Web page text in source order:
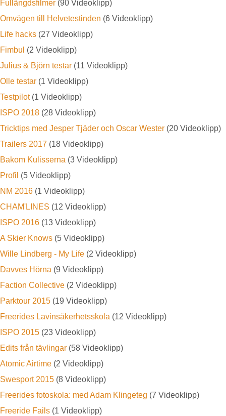
Fullängdsfilmer (90 Videoklipp)
Omvägen till Helvetestinden (6 Videoklipp)
Life hacks (27 Videoklipp)
Fimbul (2 Videoklipp)
Julius & Björn testar (11 Videoklipp)
Olle testar (1 Videoklipp)
Testpilot(1 Videoklipp)
ISPO 2018 (28 Videoklipp)
Tricktips med Jesper Tjäder och Oscar Wester (20 Videoklipp)
Trailers 2017 (18 Videoklipp)
Bakom Kulisserna (3 Videoklipp)
Profil (5 Videoklipp)
NM 2016 (1 Videoklipp)
CHAM'LINES (12 Videoklipp)
ISPO 2016 (13 Videoklipp)
A Skier Knows (5 Videoklipp)
Wille Lindberg - My Life (2 Videoklipp)
Davves Hörna (9 Videoklipp)
Faction Collective (2 Videoklipp)
Parktour 2015 (19 Videoklipp)
Freerides Lavinsäkerhetsskola (12 Videoklipp)
ISPO 2015 (23 Videoklipp)
Edits från tävlingar (58 Videoklipp)
Atomic Airtime (2 Videoklipp)
Swesport 2015 (8 Videoklipp)
Freerides fotoskola: med Adam Klingeteg (7 Videoklipp)
Freeride Fails (1 Videoklipp)